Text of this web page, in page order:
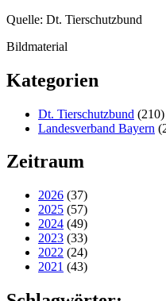
Quelle: Dt. Tierschutzbund
Bildmaterial
Kategorien
Dt. Tierschutzbund (210)
Landesverband Bayern
Zeitraum
2026 (37)
2025 (57)
2024 (49)
2023 (33)
2022 (24)
2021 (43)